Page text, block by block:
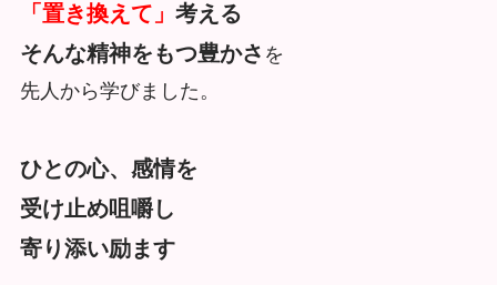
「置き換えて」 考える
そんな精神をもつ豊かさ を
先人から学びました。
ひとの心、感情を
受け止め咀嚼し
寄り添い励ます